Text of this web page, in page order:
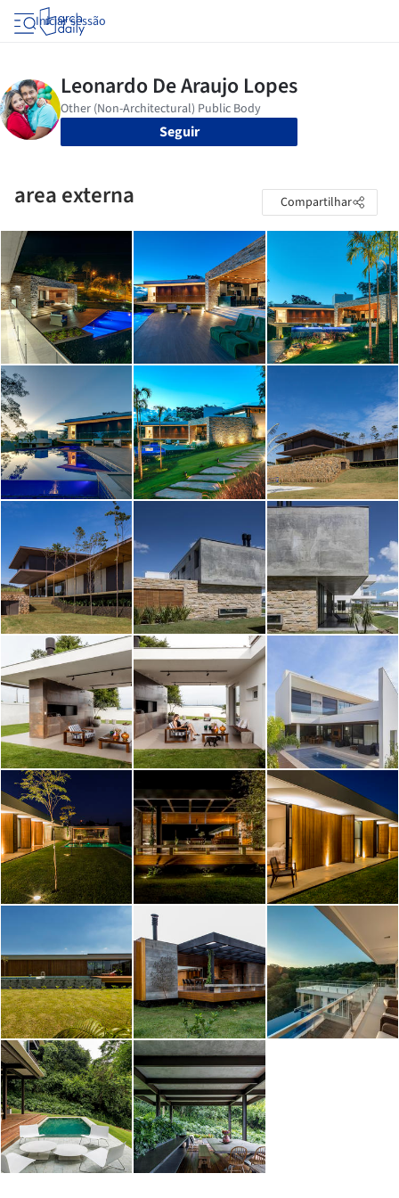
Iniciar sessão
Seguir
area externa Compartilhar